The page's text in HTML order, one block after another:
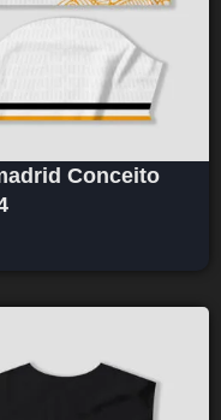
Conceito